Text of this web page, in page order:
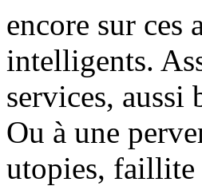
encore sur ces
intelligents.
services, aussi
Ou à une
utopies,